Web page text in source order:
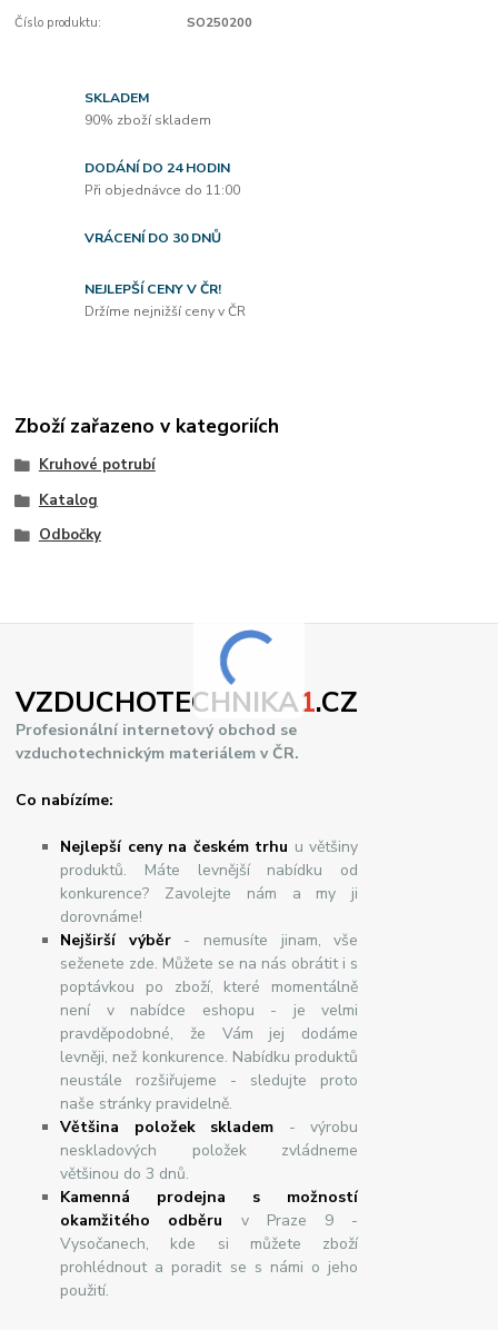
Číslo produktu: SO250200
SKLADEM
90% zboží skladem
DODÁNÍ DO 24 HODIN
Při objednávce do 11:00
VRÁCENÍ DO 30 DNŮ
NEJLEPŠÍ CENY V ČR!
Držíme nejnižší ceny v ČR
Zboží zařazeno v kategoriích
Kruhové potrubí
Katalog
Odbočky
VZDUCHOTECHNIKA1.CZ
Profesionální internetový obchod se
vzduchotechnickým materiálem v ČR.
Co nabízíme:
Nejlepší ceny na českém trhu u většiny
produktů. Máte levnější nabídku od
konkurence? Zavolejte nám a my ji
dorovnáme!
Nejširšívýběr- nemusíte jinam, vše
seženete zde. Můžete se na nás obrátit i s
poptávkou po zboží, které momentálně
není v nabídce eshopu - je velmi
pravděpodobné, že Vám jej dodáme
levněji, než konkurence. Nabídku produktů
neustále rozšiřujeme - sledujte proto
naše stránky pravidelně.
Většina položek skladem - výrobu
neskladových položek zvládneme
většinou do 3 dnů.
Kamenná prodejna s možností
okamžitého odběru v Praze 9 -
Vysočanech, kde si můžete zboží
prohlédnout a poradit se s námi o jeho
použití.